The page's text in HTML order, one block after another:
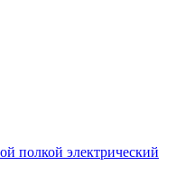
полкой электрический